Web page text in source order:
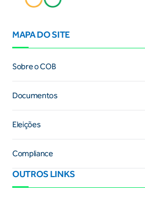
MAPA DO SITE
Sobre o COB
Documentos
Eleições
Compliance
OUTROS LINKS